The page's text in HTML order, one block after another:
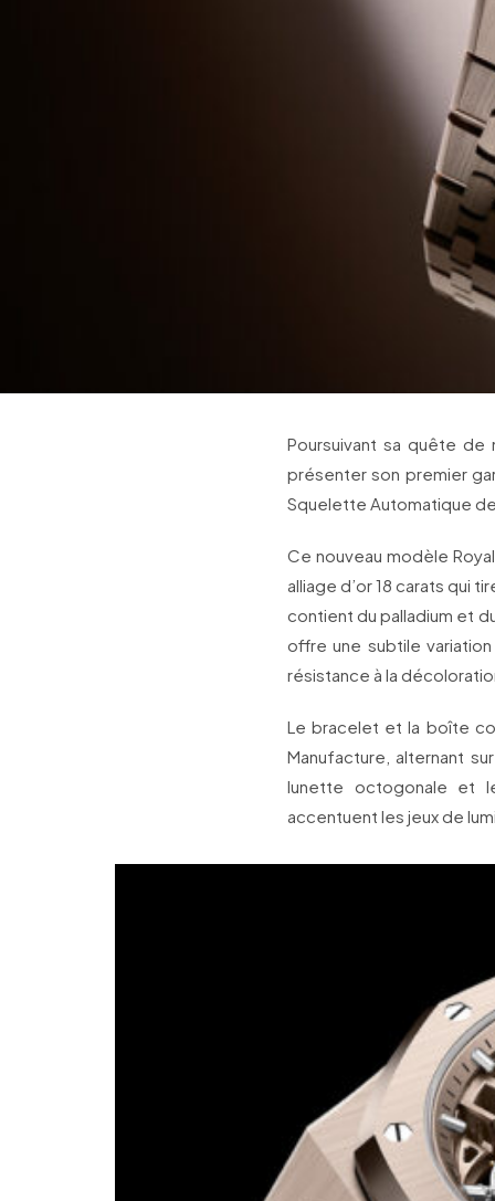
Poursuivant sa quête de
présenter son premier
Squelette Automatique
Ce nouveau modèle
alliage d’or 18 carats qui
contient du palladium et
offre une subtile
résistance à la
Le bracelet et la boîte
Manufacture, alternant
lunette octogonale et
accentuent les jeux de